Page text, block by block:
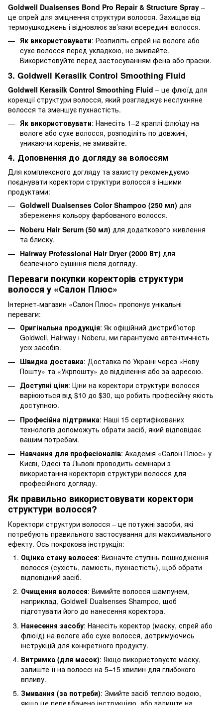
Goldwell Dualsenses Bond Pro Repair & Structure Spray –
це спрей для зміцнення структури волосся. Захищає від
термоушкоджень і відновлює зв’язки всередині волосся.
Як використовувати: Розпиліть спрей на вологе або
сухе волосся перед укладкою, не змивайте.
Використовуйте перед застосуванням фена або праски.
3. Goldwell Kerasilk Control Smoothing Fluid
Goldwell Kerasilk Control Smoothing Fluid – це флюїд для
корекції структури волосся, який розгладжує неслухняне
волосся та зменшує пухнастість.
Як використовувати: Нанесіть 1–2 краплі флюїду на
вологе або сухе волосся, розподіліть по довжині,
уникаючи коренів, не змивайте.
4. Доповнення до догляду за волоссям
Для комплексного догляду та захисту рекомендуємо
поєднувати коректори структури волосся з іншими
продуктами:
Goldwell Dualsenses Color Shampoo (250 мл) для
збереження кольору фарбованого волосся.
Noberu Hair Serum (50 мл) для додаткового живлення
та блиску.
Hairway Professional Hair Dryer (2000 Вт) для
безпечного сушіння після догляду.
Переваги покупки коректорів структури
волосся у «Салон Плюс»
Інтернет-магазин «Салон Плюс» пропонує унікальні
переваги:
Оригінальна продукція: Як офіційний дистриб’ютор
Goldwell, Hairway і Noberu, ми гарантуємо автентичність
усіх засобів.
Швидка доставка: Доставка по Україні через «Нову
Пошту» та «Укрпошту» до відділення або за адресою.
Доступні ціни: Ціни на коректори структури волосся
варіюються від $10 до $30, що робить професійну якість
доступною.
Професійна підтримка: Наші 15 сертифікованих
технологів допоможуть обрати засіб, який відповідає
вашим потребам.
Навчання для професіоналів: Академія «Салон Плюс» у
Києві, Одесі та Львові проводить семінари з
використання коректорів структури волосся для
професійного догляду.
Як правильно використовувати коректори
структури волосся?
Коректори структури волосся – це потужні засоби, які
потребують правильного застосування для максимального
ефекту. Ось покрокова інструкція:
Оцінка стану волосся: Визначте ступінь пошкодження
волосся (сухість, ламкість, пухнастість), щоб обрати
відповідний засіб.
Очищення волосся: Вимийте волосся шампунем,
наприклад, Goldwell Dualsenses Shampoo, щоб
підготувати його до нанесення коректора.
Нанесення засобу: Нанесіть коректор (маску, спрей або
флюїд) на вологе або сухе волосся, дотримуючись
інструкцій для конкретного продукту.
Витримка (для масок): Якщо використовуєте маску,
залиште її на волоссі на 5–15 хвилин для глибокого
впливу.
Змивання (за потреби): Змийте засіб теплою водою,